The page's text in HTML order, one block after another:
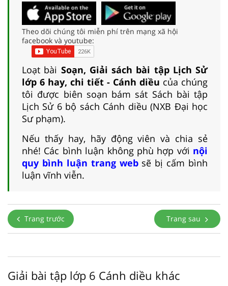
Theo dõi chúng tôi miễn phí trên mạng xã hội
facebook và youtube:
Loạt bài Soạn, Giải sách bài tập Lịch Sử
lớp 6 hay, chi tiết - Cánh diều của chúng
tôi được biên soạn bám sát Sách bài tập
Lịch Sử 6 bộ sách Cánh diều (NXB Đại học
Sư phạm).
Nếu thấy hay, hãy động viên và chia sẻ
nhé! Các bình luận không phù hợp với nội
quy bình luận trang websẽ bị cấm bình
luận vĩnh viễn.
Trang trước Trang sau
Giải bài tập lớp 6 Cánh diều khác